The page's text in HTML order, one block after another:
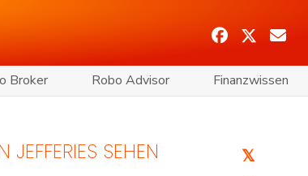
Broker Robo Advisor Finanzwissen
SEHEN
𝕏